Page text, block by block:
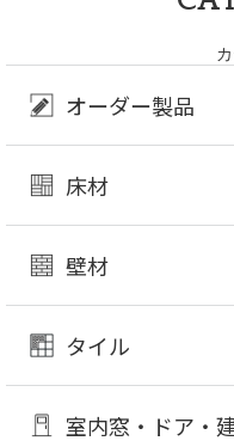
オーダー製品
床材
壁材
タイル
室内窓・ドア・